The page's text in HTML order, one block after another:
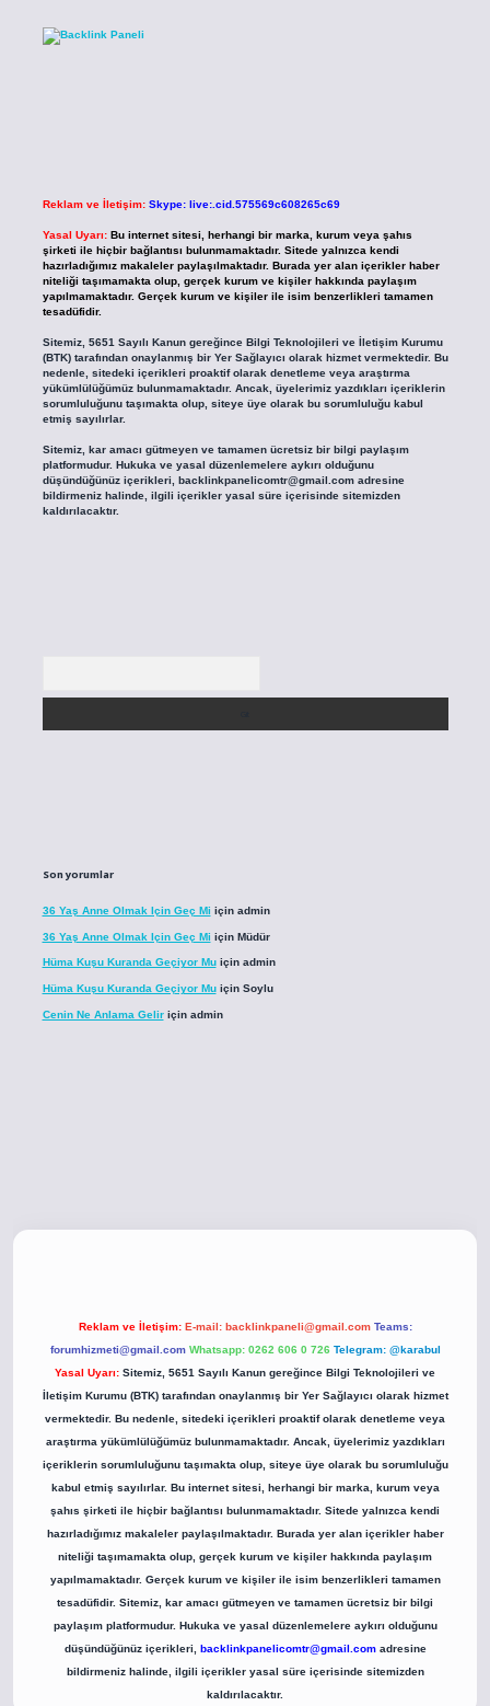
Reklam ve İletişim: Skype: live:.cid.575569c608265c69
Yasal Uyarı: Bu internet sitesi, herhangi bir marka, kurum veya şahıs
şirketi ile hiçbir bağlantısı bulunmamaktadır. Sitede yalnızca kendi
hazırladığımız makaleler paylaşılmaktadır. Burada yer alan içerikler haber
niteliği taşımamakta olup, gerçek kurum ve kişiler hakkında paylaşım
yapılmamaktadır. Gerçek kurum ve kişiler ile isim benzerlikleri tamamen
tesadüfidir.
Sitemiz, 5651 Sayılı Kanun gereğince Bilgi Teknolojileri ve İletişim Kurumu
(BTK) tarafından onaylanmış bir Yer Sağlayıcı olarak hizmet vermektedir. Bu
nedenle, sitedeki içerikleri proaktif olarak denetleme veya araştırma
yükümlülüğümüz bulunmamaktadır. Ancak, üyelerimiz yazdıkları içeriklerin
sorumluluğunu taşımakta olup, siteye üye olarak bu sorumluluğu kabul
etmiş sayılırlar.
Sitemiz, kar amacı gütmeyen ve tamamen ücretsiz bir bilgi paylaşım
platformudur. Hukuka ve yasal düzenlemelere aykırı olduğunu
düşündüğünüz içerikleri, backlinkpanelicomtr@gmail.comadresine
bildirmeniz halinde, ilgili içerikler yasal süre içerisinde sitemizden
kaldırılacaktır.
Son yorumlar
36 Yaş Anne Olmak Için Geç Mi için admin
36 Yaş Anne Olmak Için Geç Mi için Müdür
Hüma Kuşu Kuranda Geçiyor Muiçin admin
Hüma Kuşu Kuranda Geçiyor Muiçin Soylu
Cenin Ne Anlama Geliriçin admin
Reklam ve İletişim: E-mail: backlinkpaneli@gmail.com Teams:
forumhizmeti@gmail.com Whatsapp: 0262 606 0 726 Telegram: @karabul
Yasal Uyarı: Sitemiz, 5651 Sayılı Kanun gereğince Bilgi Teknolojileri ve
İletişim Kurumu (BTK) tarafından onaylanmış bir Yer Sağlayıcı olarak hizmet
vermektedir. Bu nedenle, sitedeki içerikleri proaktif olarak denetleme veya
araştırma yükümlülüğümüz bulunmamaktadır. Ancak, üyelerimiz yazdıkları
içeriklerin sorumluluğunu taşımakta olup, siteye üye olarak bu sorumluluğu
kabul etmiş sayılırlar. Bu internet sitesi, herhangi bir marka, kurum veya
şahıs şirketi ile hiçbir bağlantısı bulunmamaktadır. Sitede yalnızca kendi
hazırladığımız makaleler paylaşılmaktadır. Burada yer alan içerikler haber
niteliği taşımamakta olup, gerçek kurum ve kişiler hakkında paylaşım
yapılmamaktadır. Gerçek kurum ve kişiler ile isim benzerlikleri tamamen
tesadüfidir. Sitemiz, kar amacı gütmeyen ve tamamen ücretsiz bir bilgi
paylaşım platformudur. Hukuka ve yasal düzenlemelere aykırı olduğunu
düşündüğünüz içerikleri, backlinkpanelicomtr@gmail.comadresine
bildirmeniz halinde, ilgili içerikler yasal süre içerisinde sitemizden
kaldırılacaktır.